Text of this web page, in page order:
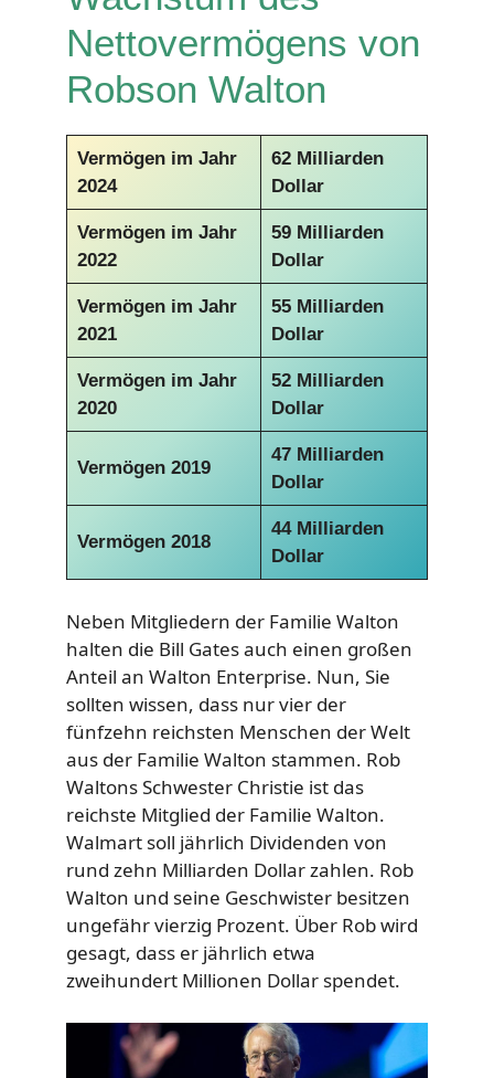
Nettovermögens von
Robson Walton
Vermögen im Jahr
2024
62 Milliarden
Dollar
Vermögen im Jahr
2022
59 Milliarden
Dollar
Vermögen im Jahr
2021
55 Milliarden
Dollar
Vermögen im Jahr
2020
52 Milliarden
Dollar
Vermögen 2019
47 Milliarden
Dollar
Vermögen 2018
44 Milliarden
Dollar
Neben Mitgliedern der Familie Walton
halten die Bill Gates auch einen großen
Anteil an Walton Enterprise. Nun, Sie
sollten wissen, dass nur vier der
fünfzehn reichsten Menschen der Welt
aus der Familie Walton stammen. Rob
Waltons Schwester Christie ist das
reichste Mitglied der Familie Walton.
Walmart soll jährlich Dividenden von
rund zehn Milliarden Dollar zahlen. Rob
Walton und seine Geschwister besitzen
ungefähr vierzig Prozent. Über Rob wird
gesagt, dass er jährlich etwa
zweihundert Millionen Dollar spendet.